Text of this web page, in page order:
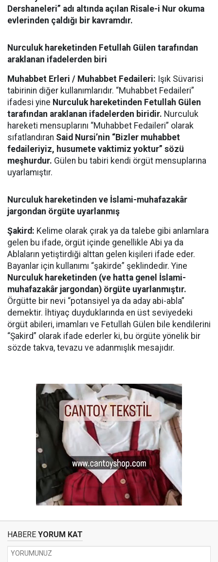
Dershaneleri” adı altında açılan Risale-i Nur okuma
evlerinden çaldığı bir kavramdır.
Nurculuk hareketinden Fetullah Gülen tarafından
araklanan ifadelerden biri
Muhabbet Erleri / Muhabbet Fedaileri: Işık Süvarisi
tabirinin diğer kullanımlarıdır. “Muhabbet Fedaileri”
ifadesi yine Nurculuk hareketinden Fetullah Gülen
tarafından araklanan ifadelerden biridir. Nurculuk
hareketi mensuplarını “Muhabbet Fedaileri” olarak
sıfatlandıran Said Nursi’nin “Bizler muhabbet
fedaileriyiz, husumete vaktimiz yoktur” sözü
meşhurdur. Gülen bu tabiri kendi örgüt mensuplarına
uyarlamıştır.
Nurculuk hareketinden ve İslami-muhafazakâr
jargondan örgüte uyarlanmış
Şakird: Kelime olarak çırak ya da talebe gibi anlamlara
gelen bu ifade, örgüt içinde genellikle Abi ya da
Ablaların yetiştirdiği alttan gelen kişileri ifade eder.
Bayanlar için kullanımı “şakirde” şeklindedir. Yine
Nurculuk hareketinden (ve hatta genel İslami-
muhafazakâr jargondan) örgüte uyarlanmıştır.
Örgütte bir nevi “potansiyel ya da aday abi-abla”
demektir. İhtiyaç duyduklarında en üst seviyedeki
örgüt abileri, imamları ve Fetullah Gülen bile kendilerini
“Şakird” olarak ifade ederler ki, bu örgüte yönelik bir
sözde takva, tevazu ve adanmışlık mesajıdır.
HABERE YORUM KAT